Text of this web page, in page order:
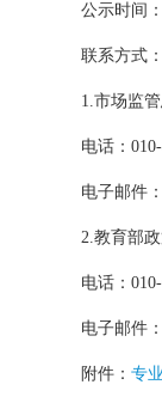
公示时间：
联系方式：
1.市场监管
电话：010-
电子邮件：
2.教育部政
电话：010-
电子邮件：
附件： 专